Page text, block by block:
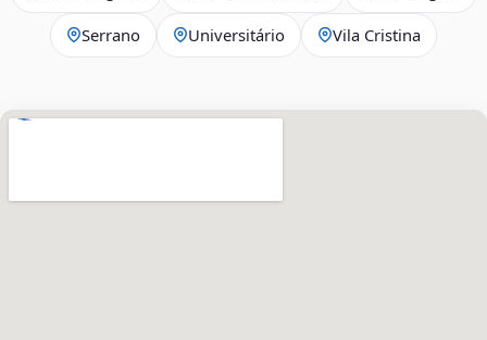
Serrano Universitário Vila Cristina